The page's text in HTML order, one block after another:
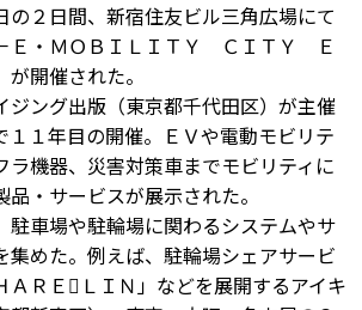
２日間、新宿住友ビル三角広場にて
Ｅ・ＭＯＢＩＬＩＴＹ ＣＩＴＹ Ｅ
開催された。
ング出版（東京都千代田区）が主催
１１年目の開催。ＥＶや電動モビリテ
ラ機器、災害対策車までモビリティに
・サービスが展示された。
車場や駐輪場に関わるシステムやサ
集めた。例えば、駐輪場シェアサービ
ＡＲＥＬＩＮ」などを展開するアイキ